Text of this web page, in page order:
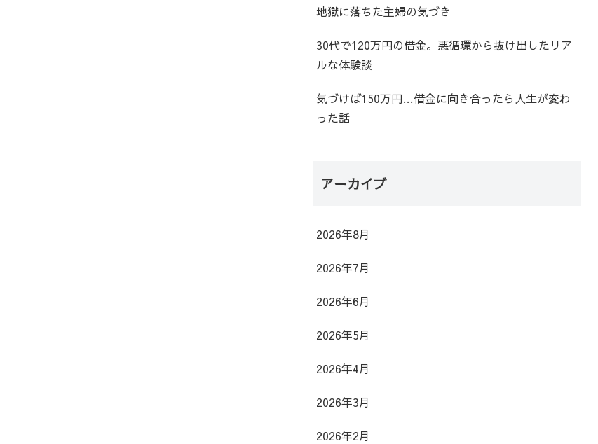
地獄に落ちた主婦の気づき
30代で120万円の借金。悪循環から抜け出したリア
ルな体験談
気づけば150万円…借金に向き合ったら人生が変わ
った話
アーカイブ
2026年8月
2026年7月
2026年6月
2026年5月
2026年4月
2026年3月
2026年2月